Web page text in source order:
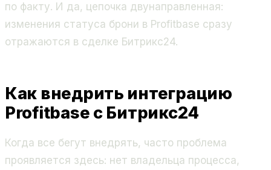
по факту. И да, цепочка двунаправленная:
изменения статуса брони в Profitbase сразу
отражаются в сделке Битрикс24.
Как внедрить интеграцию
Profitbase с Битрикс24
Когда все бегут внедрять, часто проблема
проявляется здесь: нет владельца процесса,